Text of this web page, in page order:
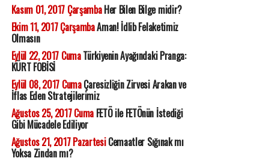
Kasım 01, 2017 ÇarşambaHer Bilen Bilge midir?
Ekim 11, 2017 ÇarşambaAman! İdlib Felaketimiz
Olmasın
Eylül 22, 2017 CumaTürkiyenin Ayağındaki Pranga:
KÜRT FOBİSİ
Eylül 08, 2017 CumaÇaresizliğin Zirvesi Arakan ve
İflas Eden Stratejilerimiz
Ağustos 25, 2017 CumaFETÖ ile FETÖnün İstediği
Gibi Mücadele Ediliyor
Ağustos 21, 2017 PazartesiCemaatler Sığınak mı
Yoksa Zindan mı?